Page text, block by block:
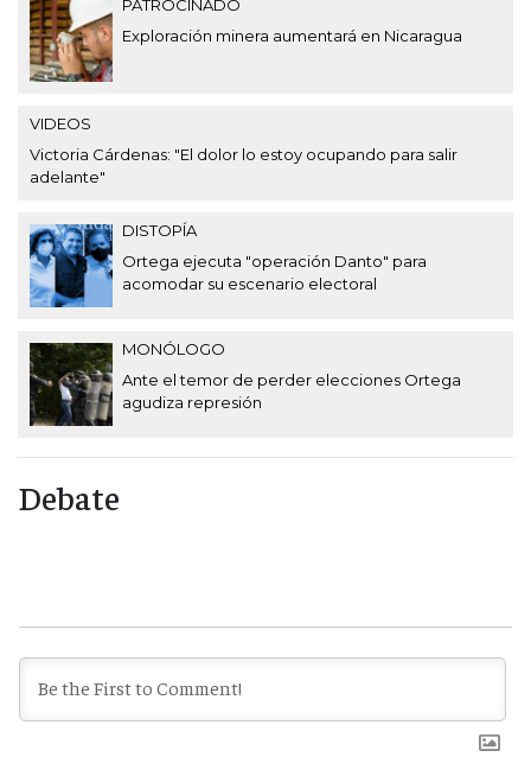
PATROCINADO
Exploración minera aumentará en Nicaragua
VIDEOS
Victoria Cárdenas: "El dolor lo estoy ocupando para salir
adelante"
DISTOPÍA
Ortega ejecuta "operación Danto" para
acomodar su escenario electoral
MONÓLOGO
Ante el temor de perder elecciones Ortega
agudiza represión
Debate